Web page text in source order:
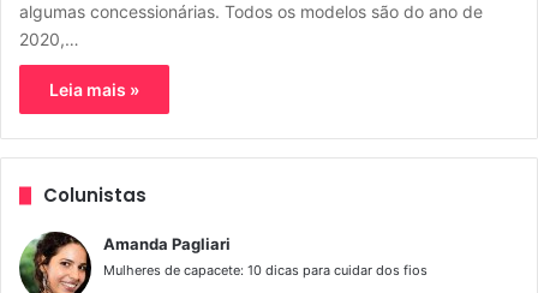
algumas concessionárias. Todos os modelos são do ano de
2020,…
Leia mais »
Colunistas
Amanda Pagliari
Mulheres de capacete: 10 dicas para cuidar dos fios